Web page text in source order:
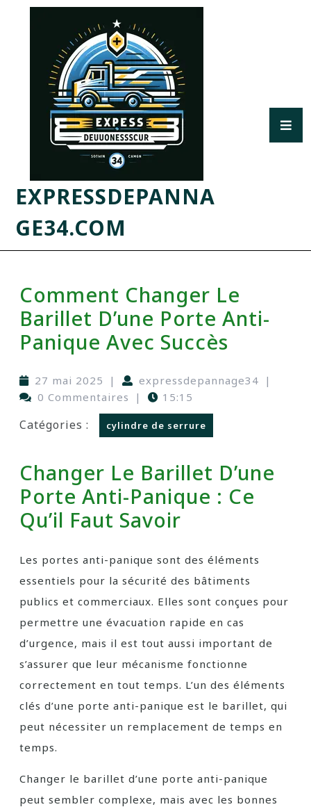
EXPRESSDEPANNA
GE34.COM
Comment Changer Le
Barillet D’une Porte Anti-
Panique Avec Succès
27 mai 2025 | expressdepannage34 |
0 Commentaires
| 15:15
Catégories : cylindre de serrure
Changer Le Barillet D’une
Porte Anti-Panique : Ce
Qu’il Faut Savoir
Les portes anti-panique sont des éléments
essentiels pour la sécurité des bâtiments
publics et commerciaux. Elles sont conçues pour
permettre une évacuation rapide en cas
d’urgence, mais il est tout aussi important de
s’assurer que leur mécanisme fonctionne
correctement en tout temps. L’un des éléments
clés d’une porte anti-panique est le barillet, qui
peut nécessiter un remplacement de temps en
temps.
Changer le barillet d’une porte anti-panique
peut sembler complexe, mais avec les bonnes